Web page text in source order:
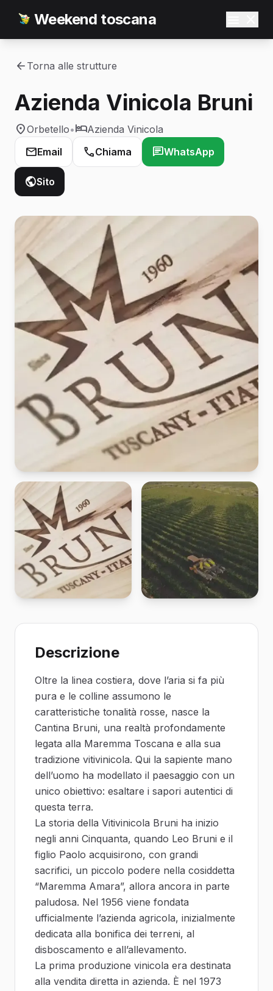
Weekend toscana
Torna alle strutture
Azienda Vinicola Bruni
Orbetello•
Azienda Vinicola
Email
Chiama WhatsApp
Sito
Descrizione
Oltre la linea costiera, dove l’aria si fa più
pura e le colline assumono le
caratteristiche tonalità rosse, nasce la
Cantina Bruni, una realtà profondamente
legata alla Maremma Toscana e alla sua
tradizione vitivinicola. Qui la sapiente mano
dell’uomo ha modellato il paesaggio con un
unico obiettivo: esaltare i sapori autentici di
questa terra.
La storia della Vitivinicola Bruni ha inizio
negli anni Cinquanta, quando Leo Bruni e il
figlio Paolo acquisirono, con grandi
sacrifici, un piccolo podere nella cosiddetta
“Maremma Amara”, allora ancora in parte
paludosa. Nel 1956 viene fondata
ufficialmente l’azienda agricola, inizialmente
dedicata alla bonifica dei terreni, al
disboscamento e all’allevamento.
La prima produzione vinicola era destinata
alla vendita diretta in azienda. È nel 1973